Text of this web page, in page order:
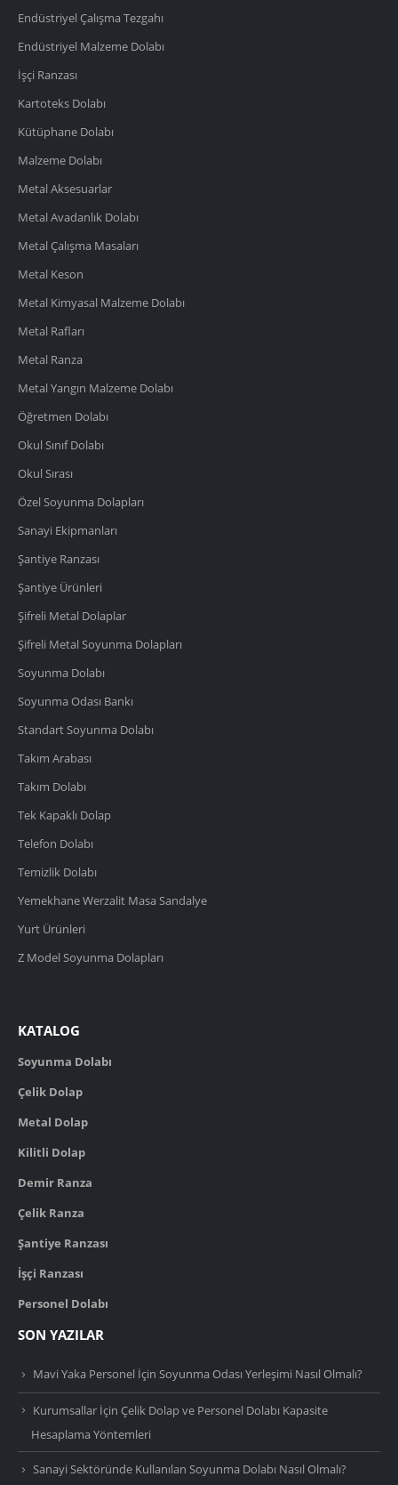
Endüstriyel Çalışma Tezgahı
Endüstriyel Malzeme Dolabı
İşçi Ranzası
Kartoteks Dolabı
Kütüphane Dolabı
Malzeme Dolabı
Metal Aksesuarlar
Metal Avadanlık Dolabı
Metal Çalışma Masaları
Metal Keson
Metal Kimyasal Malzeme Dolabı
Metal Rafları
Metal Ranza
Metal Yangın Malzeme Dolabı
Öğretmen Dolabı
Okul Sınıf Dolabı
Okul Sırası
Özel Soyunma Dolapları
Sanayi Ekipmanları
Şantiye Ranzası
Şantiye Ürünleri
Şifreli Metal Dolaplar
Şifreli Metal Soyunma Dolapları
Soyunma Dolabı
Soyunma Odası Bankı
Standart Soyunma Dolabı
Takım Arabası
Takım Dolabı
Tek Kapaklı Dolap
Telefon Dolabı
Temizlik Dolabı
Yemekhane Werzalit Masa Sandalye
Yurt Ürünleri
Z Model Soyunma Dolapları
KATALOG
Soyunma Dolabı
Çelik Dolap
Metal Dolap
Kilitli Dolap
Demir Ranza
Çelik Ranza
Şantiye Ranzası
İşçi Ranzası
Personel Dolabı
SON YAZILAR
Mavi Yaka Personel İçin Soyunma Odası Yerleşimi Nasıl Olmalı?
Kurumsallar İçin Çelik Dolap ve Personel Dolabı Kapasite
Hesaplama Yöntemleri
Sanayi Sektöründe Kullanılan Soyunma Dolabı Nasıl Olmalı?